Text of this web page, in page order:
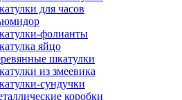
для часов
фолианты
яйцо
шкатулки
из змеевика
сундучки
коробки